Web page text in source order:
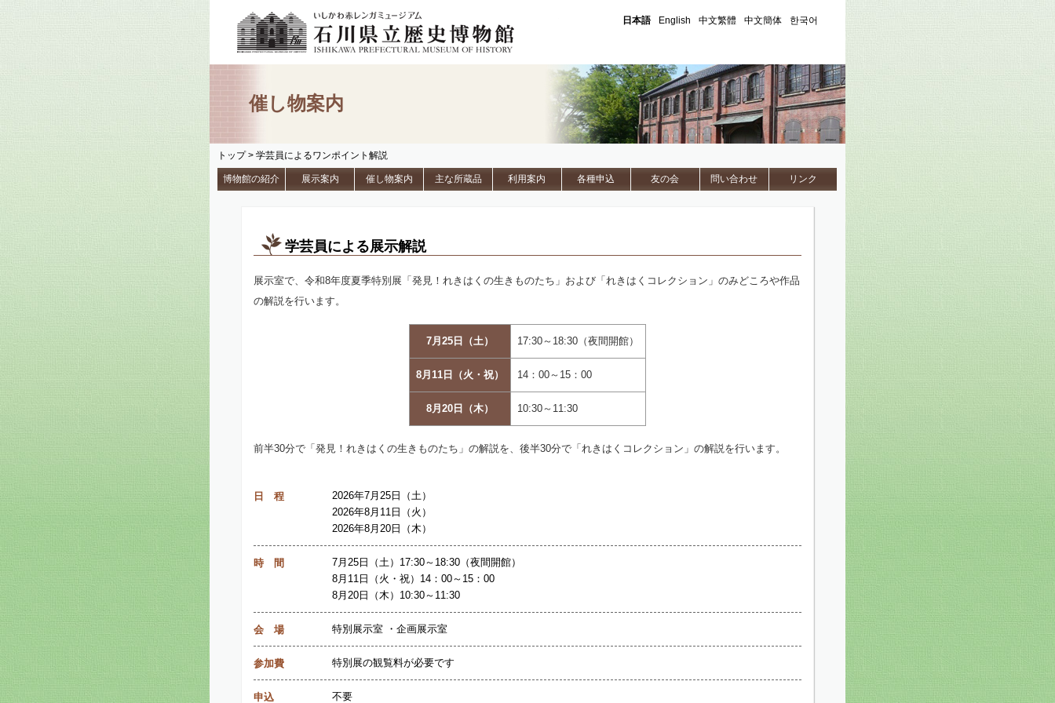
石川県立歴史博物館
催し物案内
トップ> 学芸員によるワンポイント解説
博物館の紹介 展示案内 催し物案内 主な所蔵品 利用案内 各種申込 友の会 問い合わせ リンク
日本語 English 中文繁體 中文簡体 한국어
学芸員による展示解説
展示室で、令和8年度夏季特別展「発見！れきはくの生きものたち」および「れきはくコレクション」のみどころや作品
の解説を行います。
7月25日（土） 17:30～18:30（夜間開館）
8月11日（火・祝） 14：00～15：00
8月20日（木） 10:30～11:30
前半30分で「発見！れきはくの生きものたち」の解説を、後半30分で「れきはくコレクション」の解説を行います。
日 程
2026年7月25日（土）
2026年8月11日（火）
2026年8月20日（木）
時 間
7月25日（土）17:30～18:30（夜間開館）
8月11日（火・祝）14：00～15：00
8月20日（木）10:30～11:30
会 場 特別展示室 ・企画展示室
参加費 特別展の観覧料が必要です
申込 不要